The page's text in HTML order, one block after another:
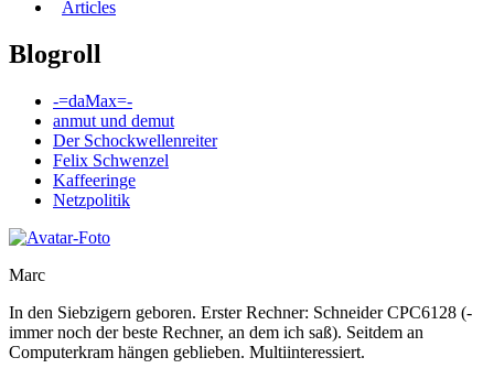
Articles
Blogroll
-=daMax=-
anmut und demut
Der Schockwellenreiter
Felix Schwenzel
Kaffeeringe
Netzpolitik
Marc
In den Siebzigern geboren. Erster Rechner: Schneider CPC6128 (-
immer noch der beste Rechner, an dem ich saß). Seitdem an
Computerkram hängen geblieben. Multiinteressiert.